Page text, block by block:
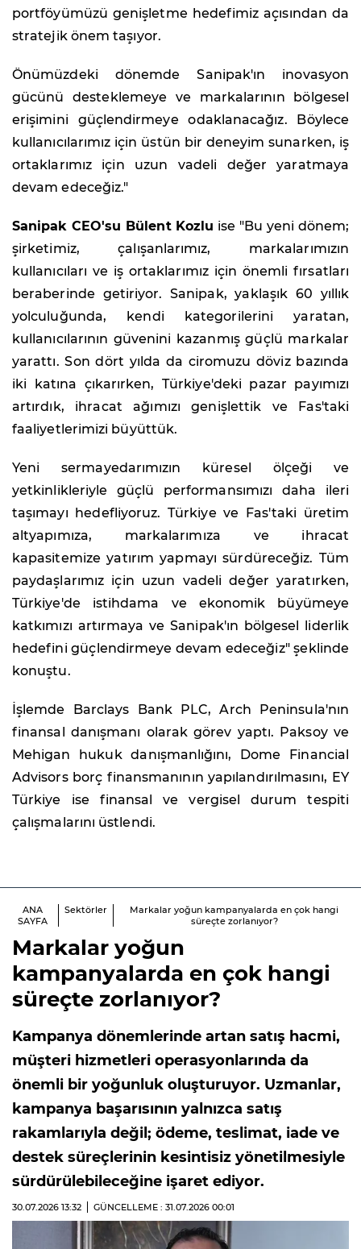
portföyümüzü genişletme hedefimiz açısından da
stratejik önem taşıyor.
Önümüzdeki dönemde Sanipak'ın inovasyon
gücünü desteklemeye ve markalarının bölgesel
erişimini güçlendirmeye odaklanacağız. Böylece
kullanıcılarımız için üstün bir deneyim sunarken, iş
ortaklarımız için uzun vadeli değer yaratmaya
devam edeceğiz."
Sanipak CEO'su Bülent Kozlu ise "Bu yeni dönem;
şirketimiz, çalışanlarımız, markalarımızın
kullanıcıları ve iş ortaklarımız için önemli fırsatları
beraberinde getiriyor. Sanipak, yaklaşık 60 yıllık
yolculuğunda, kendi kategorilerini yaratan,
kullanıcılarının güvenini kazanmış güçlü markalar
yarattı. Son dört yılda da ciromuzu döviz bazında
iki katına çıkarırken, Türkiye'deki pazar payımızı
artırdık, ihracat ağımızı genişlettik ve Fas'taki
faaliyetlerimizi büyüttük.
Yeni sermayedarımızın küresel ölçeği ve
yetkinlikleriyle güçlü performansımızı daha ileri
taşımayı hedefliyoruz. Türkiye ve Fas'taki üretim
altyapımıza, markalarımıza ve ihracat
kapasitemize yatırım yapmayı sürdüreceğiz. Tüm
paydaşlarımız için uzun vadeli değer yaratırken,
Türkiye'de istihdama ve ekonomik büyümeye
katkımızı artırmaya ve Sanipak'ın bölgesel liderlik
hedefini güçlendirmeye devam edeceğiz" şeklinde
konuştu.
İşlemde Barclays Bank PLC, Arch Peninsula'nın
finansal danışmanı olarak görev yaptı. Paksoy ve
Mehigan hukuk danışmanlığını, Dome Financial
Advisors borç finansmanının yapılandırılmasını, EY
Türkiye ise finansal ve vergisel durum tespiti
çalışmalarını üstlendi.
ANA
SAYFA
Sektörler
Markalar yoğun kampanyalarda en çok hangi
süreçte zorlanıyor?
Markalar yoğun
kampanyalarda en çok hangi
süreçte zorlanıyor?
Kampanya dönemlerinde artan satış hacmi,
müşteri hizmetleri operasyonlarında da
önemli bir yoğunluk oluşturuyor. Uzmanlar,
kampanya başarısının yalnızca satış
rakamlarıyla değil; ödeme, teslimat, iade ve
destek süreçlerinin kesintisiz yönetilmesiyle
sürdürülebileceğine işaret ediyor.
30.07.2026 13:32 GÜNCELLEME : 31.07.2026 00:01